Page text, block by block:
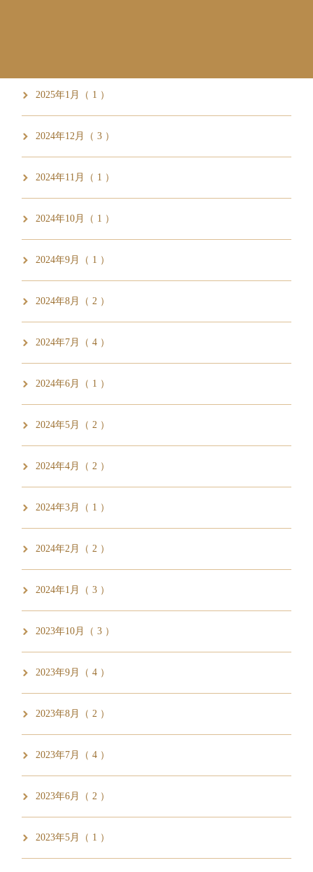
2025年1月（ 1 ）
2024年12月（ 3 ）
2024年11月（ 1 ）
2024年10月（ 1 ）
2024年9月（ 1 ）
2024年8月（ 2 ）
2024年7月（ 4 ）
2024年6月（ 1 ）
2024年5月（ 2 ）
2024年4月（ 2 ）
2024年3月（ 1 ）
2024年2月（ 2 ）
2024年1月（ 3 ）
2023年10月（ 3 ）
2023年9月（ 4 ）
2023年8月（ 2 ）
2023年7月（ 4 ）
2023年6月（ 2 ）
2023年5月（ 1 ）